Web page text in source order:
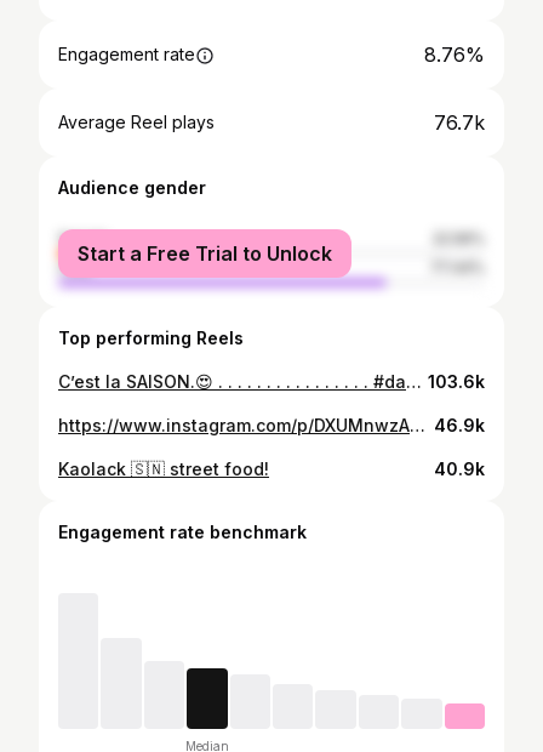
Engagement rate 8.76%
Average Reel plays 76.7k
Audience gender
female
male
Start a Free Trial to Unlock
Top performing Reels
C’est la SAISON.😍 . . . . . . . . . . . . . . . . #dakar #senegal #team221 #visitsenegal #destinationsenegal #maad #senegalstreetfood #westafricanfood 103.6k
https://www.instagram.com/p/DXUMnwzAgE3/ 46.9k
Kaolack 🇸🇳 street food! 40.9k
Engagement rate benchmark
Median